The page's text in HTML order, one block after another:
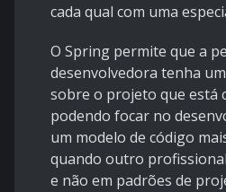
cada qual com uma
O Spring permite que a
desenvolvedora tenha
sobre o projeto que está
podendo focar no
um modelo de código
quando outro
e não em padrões de